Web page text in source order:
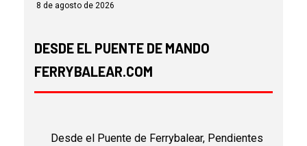
8 de agosto de 2026
DESDE EL PUENTE DE MANDO
FERRYBALEAR.COM
Desde el Puente de Ferrybalear, Pendientes